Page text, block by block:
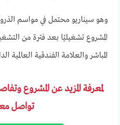
وهو سيناريو محتمل في مواسم
المشروع تشغيليًا بعد فترة من
المباشر والعلامة الفندقية العالمية
لمعرفة المزيد عن المشروع
تواصل